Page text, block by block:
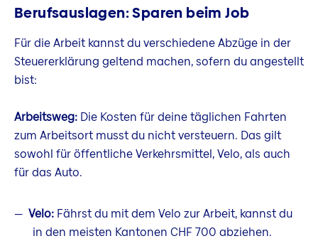
Berufsauslagen: Sparen beim Job
Für die Arbeit kannst du verschiedene Abzüge in der
Steuererklärung geltend machen, sofern du angestellt
bist:
Arbeitsweg: Die Kosten für deine täglichen Fahrten
zum Arbeitsort musst du nicht versteuern. Das gilt
sowohl für öffentliche Verkehrsmittel, Velo, als auch
für das Auto.
Velo: Fährst du mit dem Velo zur Arbeit, kannst du
in den meisten Kantonen CHF 700 abziehen.